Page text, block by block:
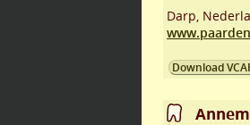
Darp
Download